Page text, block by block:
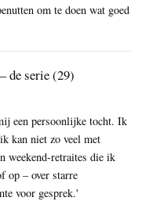
om te doen wat goed
de serie (29)
een persoonlijke tocht. Ik
kan niet zo veel met
weekend-retraites die ik
op – over starre
voor gesprek.'